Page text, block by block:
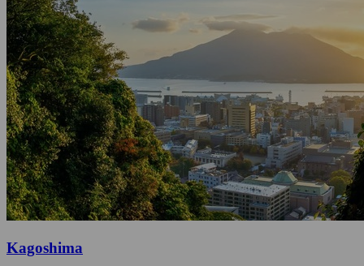
Kagoshima